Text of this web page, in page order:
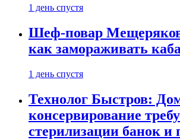
1 день спустя
Шеф-повар Мещеряков
как замораживать
1 день спустя
Технолог Быстров:
консервирование
стерилизации банок и